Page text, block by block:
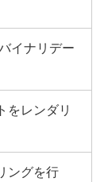
イナリデー
をレンダリ
ングを行